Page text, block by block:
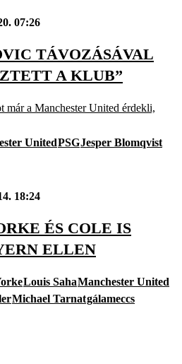
07:26
TÁVOZÁSÁVAL
A KLUB”
már a Manchester United érdekli,
UnitedPSGJesper Blomqvist
18:24
ÉS COLE IS
ELLEN
Louis SahaManchester United
Michael Tarnatgálameccs